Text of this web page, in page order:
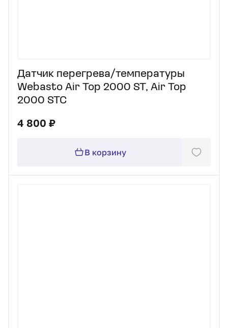
Датчик перегрева/температуры
Webasto Air Top 2000 ST, Air Top
2000 STC
4 800 ₽
В корзину